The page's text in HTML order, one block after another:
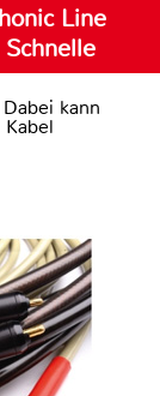
Line
kann